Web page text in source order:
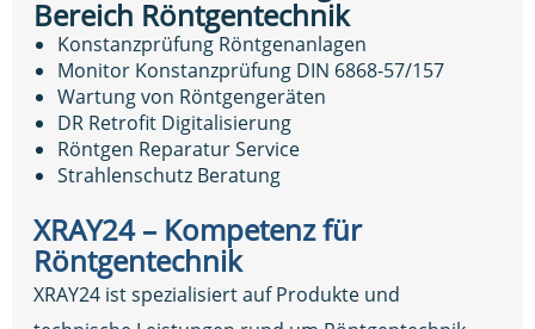
Bereich Röntgentechnik
Konstanzprüfung Röntgenanlagen
Monitor Konstanzprüfung DIN 6868-57/157
Wartung von Röntgengeräten
DR Retrofit Digitalisierung
Röntgen Reparatur Service
Strahlenschutz Beratung
XRAY24 – Kompetenz für
Röntgentechnik
XRAY24 ist spezialisiert auf Produkte und